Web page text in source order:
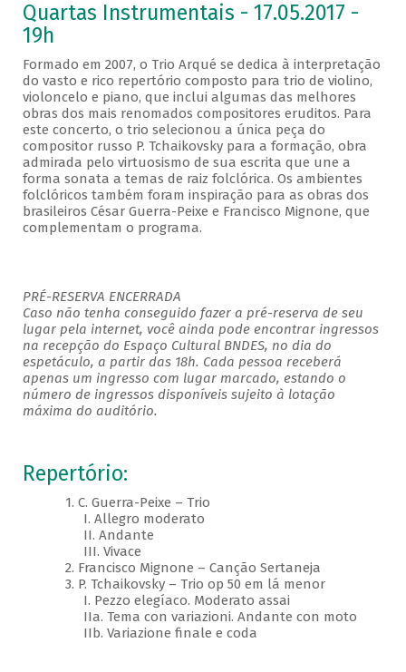
Quartas Instrumentais - 17.05.2017 -
19h
Formado em 2007, o Trio Arqué se dedica à interpretação
do vasto e rico repertório composto para trio de violino,
violoncelo e piano, que inclui algumas das melhores
obras dos mais renomados compositores eruditos. Para
este concerto, o trio selecionou a única peça do
compositor russo P. Tchaikovsky para a formação, obra
admirada pelo virtuosismo de sua escrita que une a
forma sonata a temas de raiz folclórica. Os ambientes
folclóricos também foram inspiração para as obras dos
brasileiros César Guerra-Peixe e Francisco Mignone, que
complementam o programa.
PRÉ-RESERVA ENCERRADA
Caso não tenha conseguido fazer a pré-reserva de seu
lugar pela internet, você ainda pode encontrar ingressos
na recepção do Espaço Cultural BNDES, no dia do
espetáculo, a partir das 18h. Cada pessoa receberá
apenas um ingresso com lugar marcado, estando o
número de ingressos disponíveis sujeito à lotação
máxima do auditório.
Repertório:
1. C. Guerra-Peixe – Trio
I. Allegro moderato
II. Andante
III. Vivace
2. Francisco Mignone – Canção Sertaneja
3. P. Tchaikovsky – Trio op 50 em lá menor
I. Pezzo elegíaco. Moderato assai
IIa. Tema con variazioni. Andante con moto
IIb. Variazione finale e coda